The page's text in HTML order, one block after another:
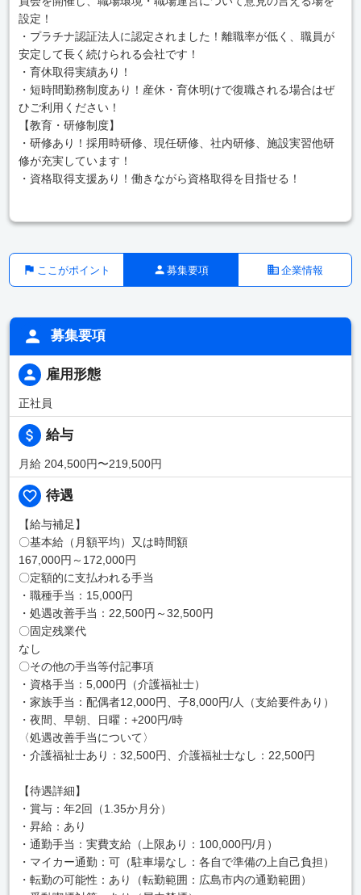
設定！
・プラチナ認証法人に認定されました！離職率が低く、職員が
安定して長く続けられる会社です！
・育休取得実績あり！
・短時間勤務制度あり！産休・育休明けで復職される場合はぜ
ひご利用ください！
【教育・研修制度】
・研修あり！採用時研修、現任研修、社内研修、施設実習他研
修が充実しています！
・資格取得支援あり！働きながら資格取得を目指せる！
ここがポイント 募集要項 企業情報
募集要項
雇用形態
正社員
給与
月給 204,500円〜219,500円
待遇
【給与補足】
〇基本給（月額平均）又は時間額
167,000円～172,000円
〇定額的に支払われる手当
・職種手当：15,000円
・処遇改善手当：22,500円～32,500円
〇固定残業代
なし
〇その他の手当等付記事項
・資格手当：5,000円（介護福祉士）
・家族手当：配偶者12,000円、子8,000円/人（支給要件あり）
・夜間、早朝、日曜：+200円/時
〈処遇改善手当について〉
・介護福祉士あり：32,500円、介護福祉士なし：22,500円
【待遇詳細】
・賞与：年2回（1.35か月分）
・昇給：あり
・通勤手当：実費支給（上限あり：100,000円/月）
・マイカー通勤：可（駐車場なし：各自で準備の上自己負担）
・転勤の可能性：あり（転勤範囲：広島市内の通勤範囲）